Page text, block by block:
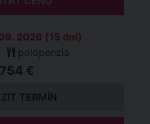
2026 (15 dní)
polopenzia
€
TERMÍN